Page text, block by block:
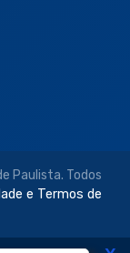
Paulista. Todos
e Termos de